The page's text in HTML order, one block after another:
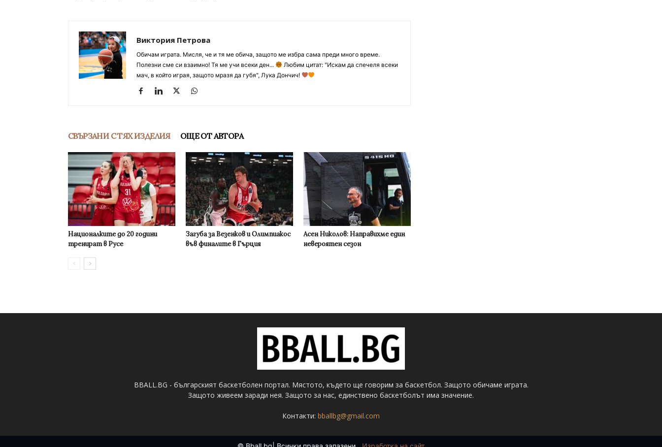
Виктория Петрова
Обичам играта. Мисля, че и тя ме обича, защото ме избра сама преди много време.
Полезни сме си взаимно! Тя ме учи всеки ден...
Любим цитат: "Искам да спечеля всеки
мач, в който играя, защото мразя да губя", Лука Дончич!
СВЪРЗАНИ С ТЯХ ИЗДЕЛИЯ ОЩЕ ОТ АВТОРА
Националките до 20 години
тренират в Русе
Загуба за Везенков и Олимпиакос
във финалите в Гърция
Асен Николов: Направихме един
невероятен сезон
BBALL.BG - българският баскетболен портал. Мястото, където ще говорим за баскетбол. Защото обичаме играта.
Защото живеем заради нея. Защото за нас, единствено баскетболът има значение.
Контакти: bballbg@gmail.com